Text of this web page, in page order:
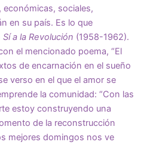
sociales,
en su país. Es lo que
Sí a la Revolución (1958-1962).
el mencionado poema, “El
de encarnación en el sueño
verso en el que el amor se
la comunidad: “Con las
estoy construyendo una
de la reconstrucción
mejores domingos nos ve